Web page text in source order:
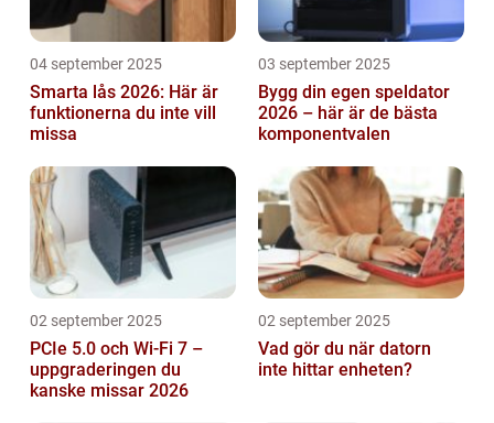
04 september 2025
Smarta lås 2026: Här är
funktionerna du inte vill
missa
03 september 2025
Bygg din egen speldator
2026 – här är de bästa
komponentvalen
02 september 2025
PCIe 5.0 och Wi-Fi 7 –
uppgraderingen du
kanske missar 2026
02 september 2025
Vad gör du när datorn
inte hittar enheten?